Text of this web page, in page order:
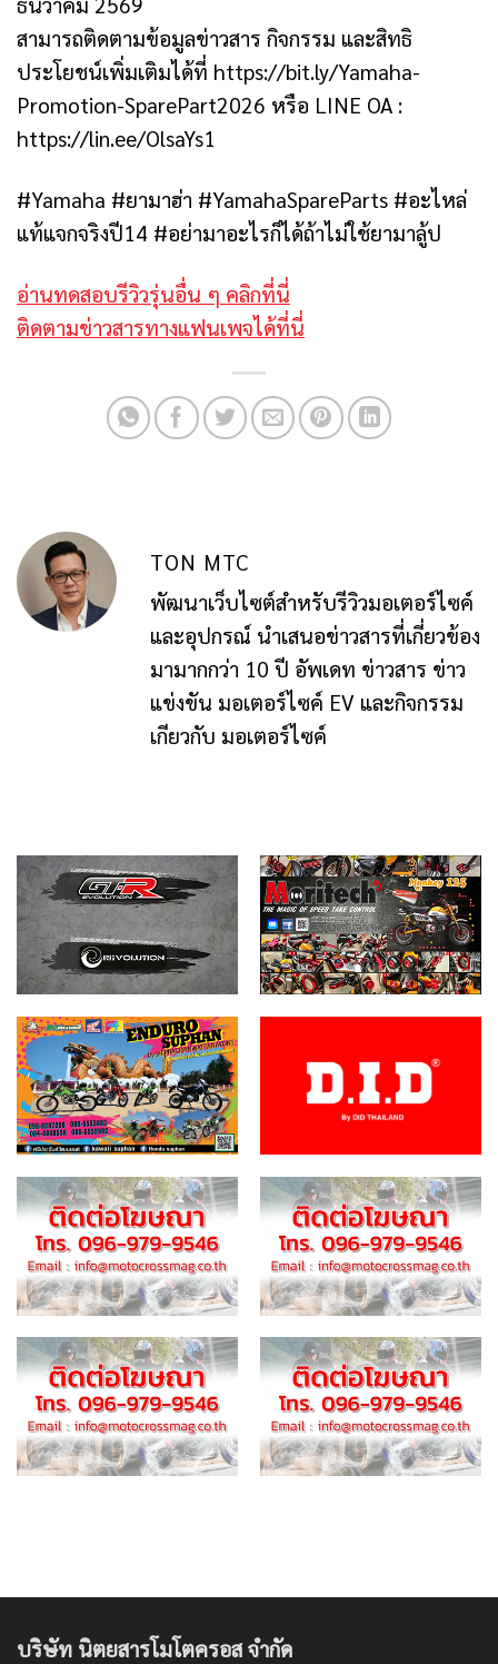
สามารถติดตามข้อมูลข่าวสาร กิจกรรม และสิทธิ
ประโยชน์เพิ่มเติมได้ที่ https://bit.ly/Yamaha-
Promotion-SparePart2026 หรือ LINE OA :
https://lin.ee/OlsaYs1
#Yamaha #ยามาฮ่า #YamahaSpareParts #อะไหล่
แท้แจกจริงปี14 #อย่ามาอะไรก็ได้ถ้าไม่ใช้ยามาลู้ป
อ่านทดสอบรีวิวรุ่นอื่น ๆ คลิกที่นี่
ติดตามข่าวสารทางแฟนเพจได้ที่นี่
TON MTC
พัฒนาเว็บไซต์สำหรับรีวิวมอเตอร์ไซค์
และอุปกรณ์ นำเสนอข่าวสารที่เกี่ยวข้อง
มามากกว่า 10 ปี อัพเดท ข่าวสาร ข่าว
แข่งขัน มอเตอร์ไซค์ EV และกิจกรรม
เกียวกับ มอเตอร์ไซค์
บริษัท นิตยสารโมโตครอส จำกัด